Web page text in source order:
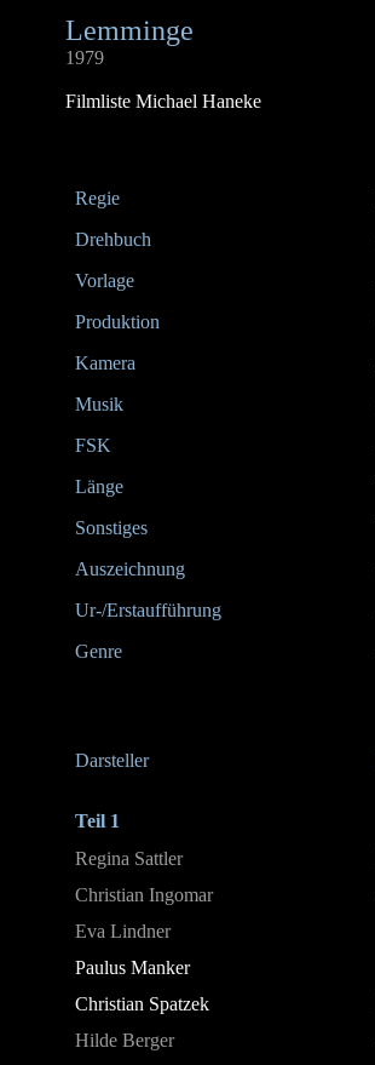
Lemminge
1979
Filmliste Michael Haneke
Regie
Drehbuch
Vorlage
Produktion
Kamera
Musik
FSK
Länge
Sonstiges
Auszeichnung
Ur-/Erstaufführung
Genre
Darsteller
Teil 1
Regina Sattler
Christian Ingomar
Eva Lindner
Paulus Manker
Christian Spatzek
Hilde Berger